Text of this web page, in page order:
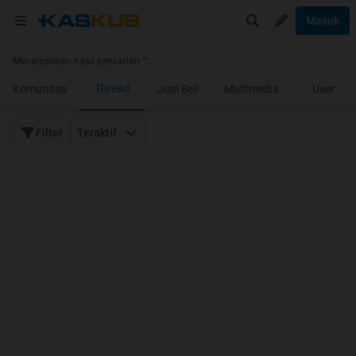
Masuk
Menampilkan hasil pencarian "
Komunitas Thread Jual Beli Multimedia User
Filter Teraktif